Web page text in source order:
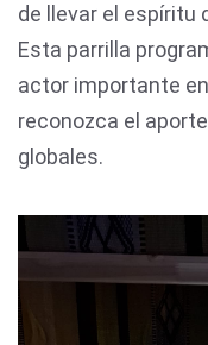
de llevar el espíritu
Esta parrilla
actor importante
reconozca el
globales.